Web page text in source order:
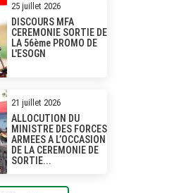
25 juillet 2026
DISCOURS MFA
CEREMONIE SORTIE DE
LA 56ème PROMO DE
L'ESOGN
21 juillet 2026
ALLOCUTION DU
MINISTRE DES FORCES
ARMEES A L’OCCASION
DE LA CEREMONIE DE
SORTIE...